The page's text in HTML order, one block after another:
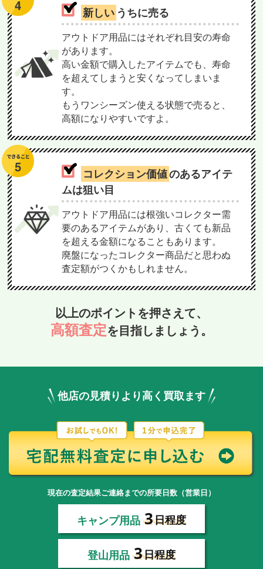
新しい うちに売る
アウトドア用品にはそれぞれ目安の寿命
があります。
高い金額で購入したアイテムでも、寿命
を超えてしまうと安くなってしまいま
す。
もうワンシーズン使える状態で売ると、
高額になりやすいですよ。
コレクション価値のあるアイテ
ムは狙い目
アウトドア用品には根強いコレクター需
要のあるアイテムがあり、古くても新品
を超える金額になることもあります。
廃盤になったコレクター商品だと思わぬ
査定額がつくかもしれません。
以上のポイントを押さえて、
高額査定を目指しましょう。
他店の見積りより高く買取ます
現在の査定結果ご連絡までの所要日数（営業日）
キャンプ用品 3日程度
登山用品 3日程度